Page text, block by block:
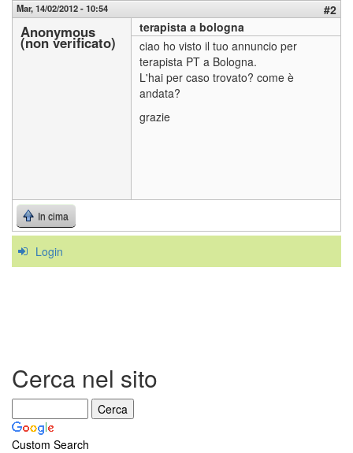
Mar, 14/02/2012 - 10:54 #2
Anonymous
(non verificato)
terapista a bologna
ciao ho visto il tuo annuncio per
terapista PT a Bologna.
L'hai per caso trovato? come è
andata?
grazie
In cima
Login
Cerca nel sito
Custom Search